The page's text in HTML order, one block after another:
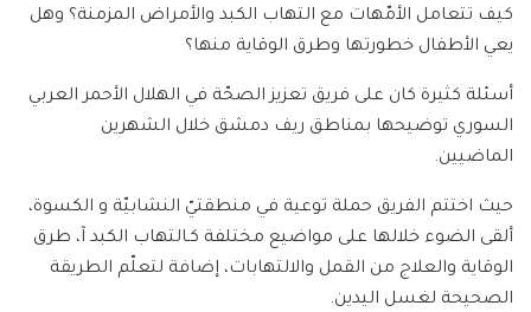
كيف تتعامل الأمّهات مع التهاب الكبد والأمراض المزمنة؟ وهل
يعي الأطفال خطورتها وطرق الوقاية منها؟
أسئلة كثيرة كان على فريق تعزيز الصحّة في الهلال الأحمر العربي
السوري توضيحها بمناطق ريف دمشق خلال الشهرين
الماضيين.
حيث اختتم الفريق حملة توعية في منطقتيّ النشابيّة و الكسوة،
ألقى الضوء خلالها على مواضيع مختلفة كـالتهاب الكبد آ، طرق
الوقاية والعلاج من القمل والالتهابات، إضافة لتعلّم الطريقة
الصحيحة لغسل اليدين.